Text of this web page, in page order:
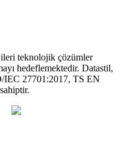
teknolojik çözümler
hedeflemektedir. Datastil,
27701:2017, TS EN